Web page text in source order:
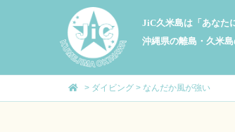
JiC久米島は「あなた
沖縄県の離島・久米
> ダイビング > なんだか風が強い